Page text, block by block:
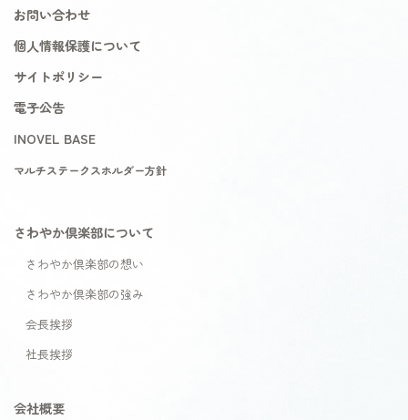
お問い合わせ
個人情報保護について
サイトポリシー
電子公告
INOVEL BASE
マルチステークスホルダー方針
さわやか倶楽部について
さわやか倶楽部の想い
さわやか倶楽部の強み
会長挨拶
社長挨拶
会社概要